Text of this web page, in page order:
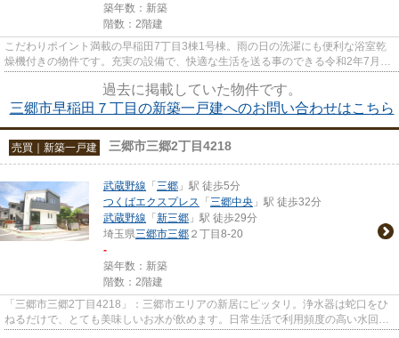
築年数：新築
階数：2階建
こだわりポイント満載の早稲田7丁目3棟1号棟。雨の日の洗濯にも便利な浴室乾
燥機付きの物件です。充実の設備で、快適な生活を送る事のできる令和2年7月築
過去に掲載していた物件です。
三郷市早稲田７丁目の新築一戸建へのお問い合わせはこちら
売買｜新築一戸建 三郷市三郷2丁目4218
武蔵野線 「 三郷 」駅 徒歩5分
つくばエクスプレス 「 三郷中央 」駅 徒歩32分
武蔵野線 「 新三郷 」駅 徒歩29分
埼玉県三郷市三郷 ２丁目8-20
-
築年数：新築
階数：2階建
「三郷市三郷2丁目4218」：三郷市エリアの新居にピッタリ。浄水器は蛇口をひ
ねるだけで、とても美味しいお水が飲めます。日常生活で利用頻度の高い水回り